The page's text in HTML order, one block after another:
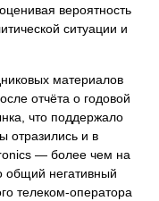
вероятность
ситуации и
материалов
отчёта о годовой
что поддержало
отразились и в
— более чем на
общий негативный
телеком-оператора